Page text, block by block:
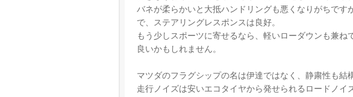
バネが柔らかいと大抵ハンドリングも悪くなりがちです
で、ステアリングレスポンスは良好。
もう少しスポーツに寄せるなら、軽いローダウンも兼ね
良いかもしれません。
マツダのフラグシップの名は伊達ではなく、静粛性も結
走行ノイズは安いエコタイヤから発せられるロードノイ